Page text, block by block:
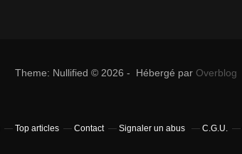
Theme: Nullified © 2026 - Hébergé par Overblog
Top articles Contact Signaler un abus C.G.U.